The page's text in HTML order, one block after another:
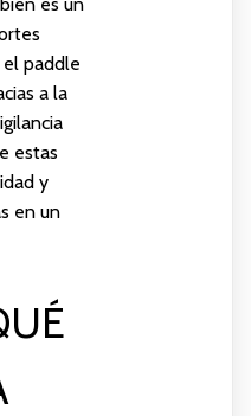
el paddle
a la
estas
y
en un